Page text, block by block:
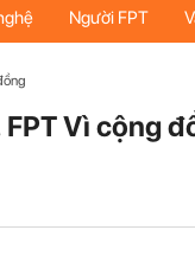
Người FPT
Vì cộng